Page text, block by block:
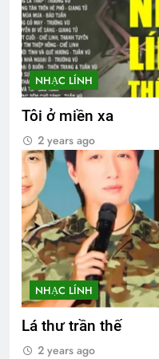
NHẠC LÍNH
Tôi ở miền xa
2 years ago
NHẠC LÍNH
Lá thư trần thế
2 years ago